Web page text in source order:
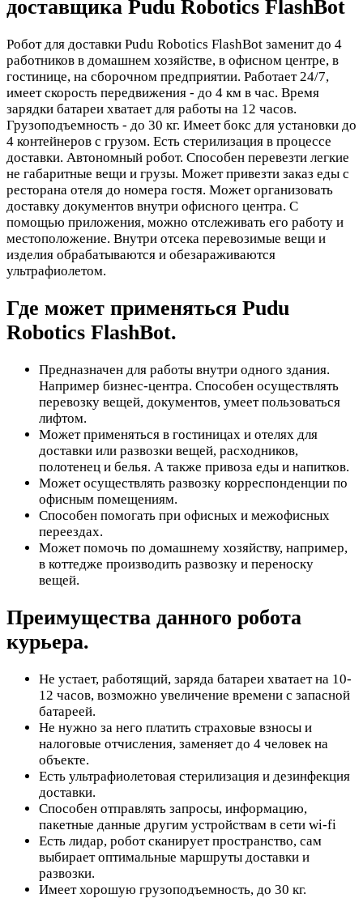
доставщика Pudu Robotics FlashBot
Робот для доставки Pudu Robotics FlashBot заменит до 4
работников в домашнем хозяйстве, в офисном центре, в
гостинице, на сборочном предприятии. Работает 24/7,
имеет скорость передвижения - до 4 км в час. Время
зарядки батареи хватает для работы на 12 часов.
Грузоподъемность - до 30 кг. Имеет бокс для установки до
4 контейнеров с грузом. Есть стерилизация в процессе
доставки. Автономный робот. Способен перевезти легкие
не габаритные вещи и грузы. Может привезти заказ еды с
ресторана отеля до номера гостя. Может организовать
доставку документов внутри офисного центра. С
помощью приложения, можно отслеживать его работу и
местоположение. Внутри отсека перевозимые вещи и
изделия обрабатываются и обезараживаются
ультрафиолетом.
Где может применяться Pudu
Robotics FlashBot.
Предназначен для работы внутри одного здания.
Например бизнес-центра. Способен осуществлять
перевозку вещей, документов, умеет пользоваться
лифтом.
Может применяться в гостиницах и отелях для
доставки или развозки вещей, расходников,
полотенец и белья. А также привоза еды и напитков.
Может осуществлять развозку корреспонденции по
офисным помещениям.
Способен помогать при офисных и межофисных
переездах.
Может помочь по домашнему хозяйству, например,
в коттедже производить развозку и переноску
вещей.
Преимущества данного робота
курьера.
Не устает, работящий, заряда батареи хватает на 10-
12 часов, возможно увеличение времени с запасной
батареей.
Не нужно за него платить страховые взносы и
налоговые отчисления, заменяет до 4 человек на
объекте.
Есть ультрафиолетовая стерилизация и дезинфекция
доставки.
Способен отправлять запросы, информацию,
пакетные данные другим устройствам в сети wi-fi
Есть лидар, робот сканирует пространство, сам
выбирает оптимальные маршруты доставки и
развозки.
Имеет хорошую грузоподъемность, до 30 кг.